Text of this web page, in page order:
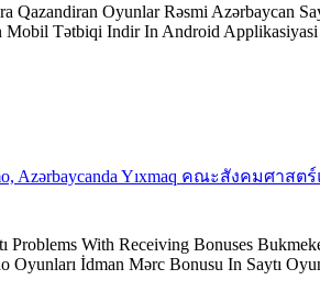
Oyunlar Rəsmi Azərbaycan
Tətbiqi Indir In Android Applikasiyasi
Azərbaycanda Yıxmaq คณะสังค
With Receiving Bonuses
İdman Mərc Bonusu In Saytı